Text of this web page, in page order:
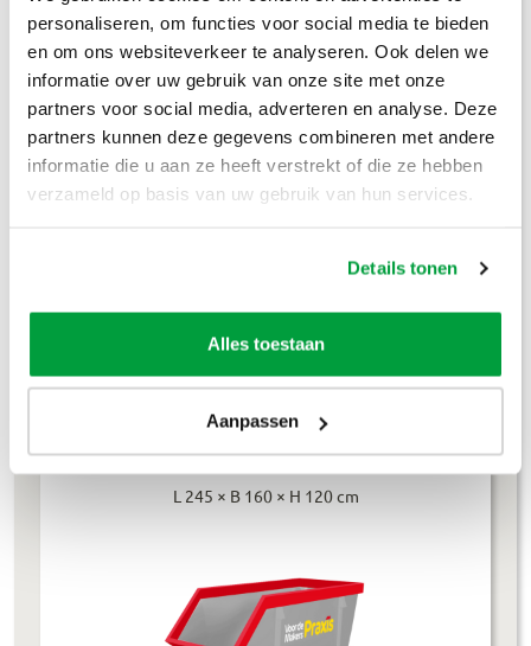
personaliseren, om functies voor social media te bieden
en om ons websiteverkeer te analyseren. Ook delen we
informatie over uw gebruik van onze site met onze
partners voor social media, adverteren en analyse. Deze
partners kunnen deze gegevens combineren met andere
informatie die u aan ze heeft verstrekt of die ze hebben
verzameld op basis van uw gebruik van hun services.
Details tonen
Alles toestaan
Aanpassen
Puinafval €179,-
Houtafval 199
Groenafval €194,-
Grofvuil €304,-
4m³ container
L 245 × B 160 × H 120 cm